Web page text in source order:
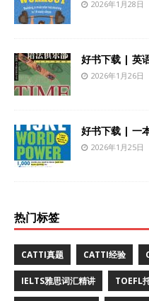
2026年1月28日
好书下载 | 英
2026年1月26日
好书下载 | 一
2026年1月25日
热门标签
CATTI真题 CATTI经验
IELTS雅思词汇精讲 TOEFL